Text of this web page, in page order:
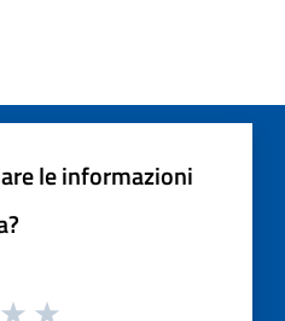
le informazioni